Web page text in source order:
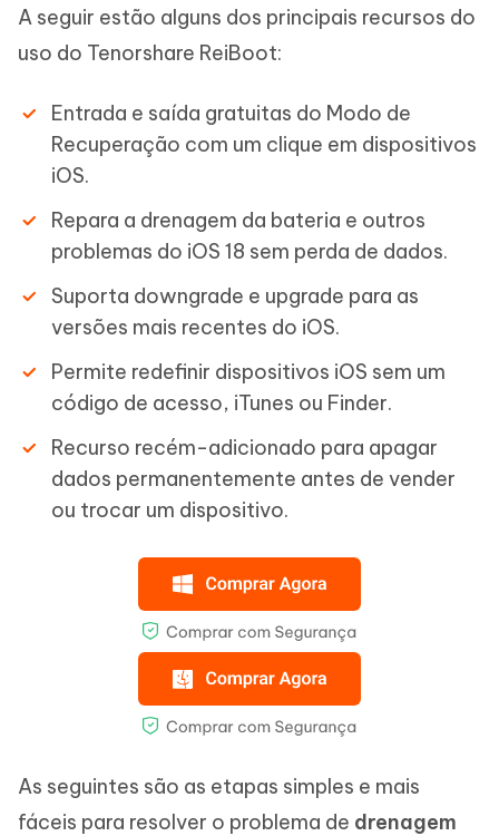
A seguir estão alguns dos principais recursos do
uso do Tenorshare ReiBoot:
Entrada e saída gratuitas do Modo de
Recuperação com um clique em dispositivos
iOS.
Repara a drenagem da bateria e outros
problemas do iOS 18 sem perda de dados.
Suporta downgrade e upgrade para as
versões mais recentes do iOS.
Permite redefinir dispositivos iOS sem um
código de acesso, iTunes ou Finder.
Recurso recém-adicionado para apagar
dados permanentemente antes de vender
ou trocar um dispositivo.
As seguintes são as etapas simples e mais
fáceis para resolver o problema de drenagem